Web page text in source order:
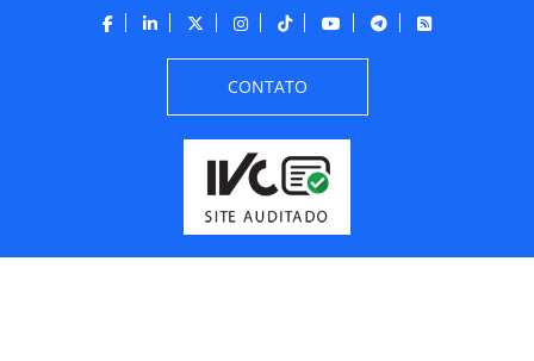
CONTATO